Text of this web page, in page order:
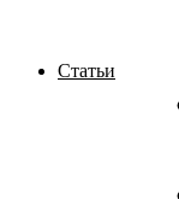
Статьи